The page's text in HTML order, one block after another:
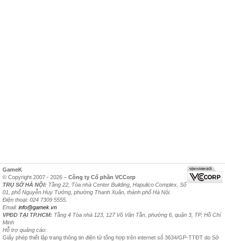
GameK
© Copyright 2007 - 2026 – Công ty Cổ phần VCCorp
TRỤ SỞ HÀ NỘI: Tầng 22, Tòa nhà Center Building, Hapulico Complex, Số
01, phố Nguyễn Huy Tưởng, phường Thanh Xuân, thành phố Hà Nội.
Điện thoại: 024 7309 5555.
Email: info@gamek.vn
VPĐD TẠI TP.HCM: Tầng 4 Tòa nhà 123, 127 Võ Văn Tần, phường 6, quận 3, TP. Hồ Chí
Minh
Hỗ trợ quảng cáo:
Giấy phép thiết lập trang thông tin điện tử tổng hợp trên internet số 3634/GP-TTĐT do Sở